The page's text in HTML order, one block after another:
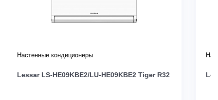
Настенные кондиционеры
Lessar LS-HE09KBE2/LU-HE09KBE2 Tiger R32